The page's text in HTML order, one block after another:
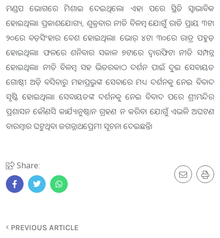
ମଣ୍ଡପ ଭୋଗରେ ମିଶାଇ ଦେଇଥିଲେ। ଏହା ପରେ ସ୍ଥିତି ସ୍ବାଭାବିକ
ହୋଇଥିଲା। ପ୍ରକାଶଯୋଗ୍ୟ, ଶୁକ୍ରବାର ନୀତି ବିଳମ୍ବ ଯୋଗୁଁ ରାତି ପ୍ରାୟ ୩ଟା
୨୦ରେ ବଡ଼ସିଂହାର ବେଶ ହୋଇଥିଲା। ଭୋର୍ ୪ଟା ୩୦ରେ ରାତ୍ର ପହୁଡ଼
ହୋଇଥିଲା। ଫଳରେ ଶନିବାର ସକାଳ ୭ଟାରେ ଦ୍ବାରଫିଟା ନୀତି ସମ୍ପନ୍ନ
ହୋଇଥିଲା। ନୀତି ବିଳମ୍ବ ସହ ଭିତରକାଠ ଦର୍ଶନ ପାଇଁ ଦୁଇ ସେବାୟତ
ଗୋଷ୍ଠୀ ଅଡ଼ି ବସିବାରୁ ମହାପ୍ରଭୁଙ୍କ ସେବାରେ ମଧ୍ୟ ଦର୍ଶନକୁ ନେଇ ବିବାଦ
ସୃଷ୍ଟି ହୋଇଥିଲା। ସେବାୟତଙ୍କ ଦର୍ଶନକୁ ନେଇ ବିବାଦ ପରେ ଶ୍ରୀମନ୍ଦିର
ପ୍ରଶାସନ କୌଣସି କାର୍ଯ୍ୟାନୁଷ୍ଠାନ ଗ୍ରହଣ ନ କରିବା ଯୋଗୁଁ ଏଭଳି ଅଘଟଣ
ବାରମ୍ବାର ଘଟୁଥିବା ଜଗନ୍ନାଥପ୍ରେମୀ ସୂଚନା ଦେଇଛନ୍ତି।
Share:
PREVIOUS ARTICLE